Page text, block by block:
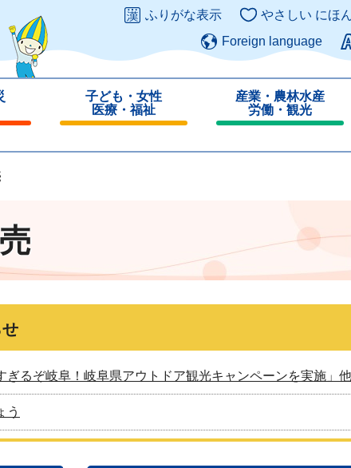
このペ
ふりがな表示 やさしい にほ
Foreign language
子ども・女性
医療・福祉
じ
産業・農林水産
労働・観光
じ
ぎるぞ岐阜！岐阜県アウトドア観光キャンペーンを実施」他
う